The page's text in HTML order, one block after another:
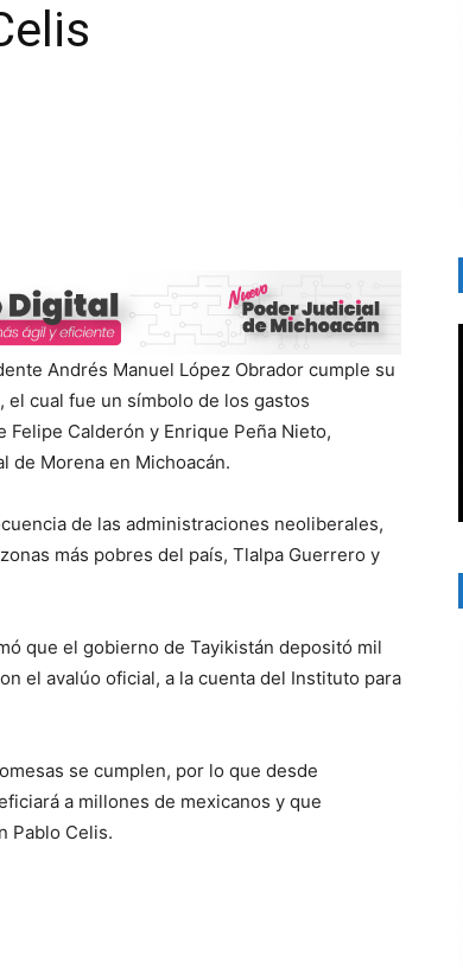
Andrés Manuel López Obrador cumple su
cual fue un símbolo de los gastos
Calderón y Enrique Peña Nieto,
de Morena en Michoacán.
de las administraciones neoliberales,
más pobres del país, Tlalpa Guerrero y
que el gobierno de Tayikistán depositó mil
el avalúo oficial, a la cuenta del Instituto para
se cumplen, por lo que desde
a millones de mexicanos y que
Pablo Celis.